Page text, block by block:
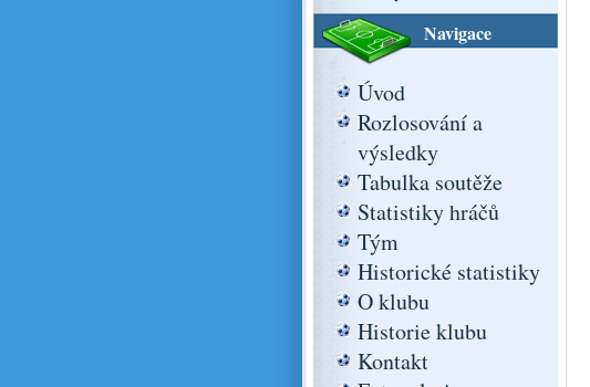
Navigace
Úvod
Rozlosování a
výsledky
Tabulka soutěže
Statistiky hráčů
Tým
Historické statistiky
O klubu
Historie klubu
Kontakt